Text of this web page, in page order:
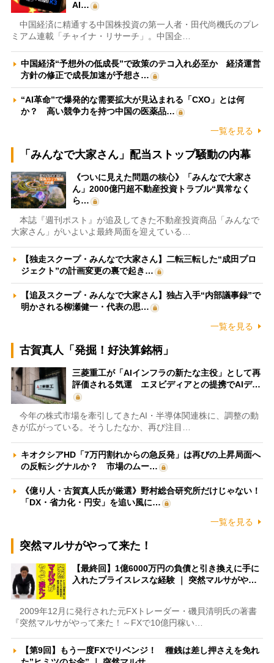
AI…
中国経済に精通する中国株投資の第一人者・田代尚機氏のプレ
ミアム連載「チャイナ・リサーチ」。中国企…
中国経済“予想外の低成長”で政策のテコ入れ必至か 経済運営
方針の修正で成長加速が予想さ…
“AI革命”で爆発的な需要拡大が見込まれる「CXO」とは何
か？ 高い競争力を持つ中国の医薬品…
一覧を見る
「みんなで大家さん」配当ストップ騒動の内幕
《ついに見えた問題の核心》「みんなで大家さ
ん」2000億円超不動産投資トラブル“異常なく
ら…
本誌『週刊ポスト』が追及してきた不動産投資商品「みんなで
大家さん」がいよいよ最終局面を迎えている…
【独走スクープ・みんなで大家さん】二転三転した“成田プロ
ジェクト”の計画変更の裏で起き…
【追及スクープ・みんなで大家さん】独占入手“内部議事録”で
明かされる柳瀬健一・代表の思…
一覧を見る
古賀真人「発掘！好決算銘柄」
三菱重工が「AIインフラの新たな主役」として再
評価される気運 エヌビディアとの提携でAIデ…
今年の株式市場を牽引してきたAI・半導体関連株に、調整の動
きが広がっている。そうしたなか、再び注目…
キオクシアHD「7万円割れからの急反発」は再びの上昇局面へ
の反転シグナルか？ 市場のムー…
《億り人・古賀真人氏が厳選》野村総合研究所だけじゃない！
「DX・省力化・円安」を追い風に…
一覧を見る
突然マルサがやって来た！
【最終回】1億6000万円の負債と引き換えに手に
入れたプライスレスな経験 ｜ 突然マルサがや…
2009年12月に発行された元FXトレーダー・磯貝清明氏の著書
『突然マルサがやって来た！～FXで10億円稼い…
【第9回】もう一度FXでリベンジ！ 種銭は差し押さえを免れ